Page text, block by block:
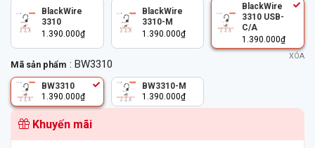
BlackWire
3310
1.390.000₫
BlackWire
3310-M
1.390.000₫
BlackWire
3310 USB-
C/A
1.390.000₫
Mã sản phẩm : BW3310
BW3310
1.390.000₫
BW3310-M
1.390.000₫
XÓA
Khuyến mãi